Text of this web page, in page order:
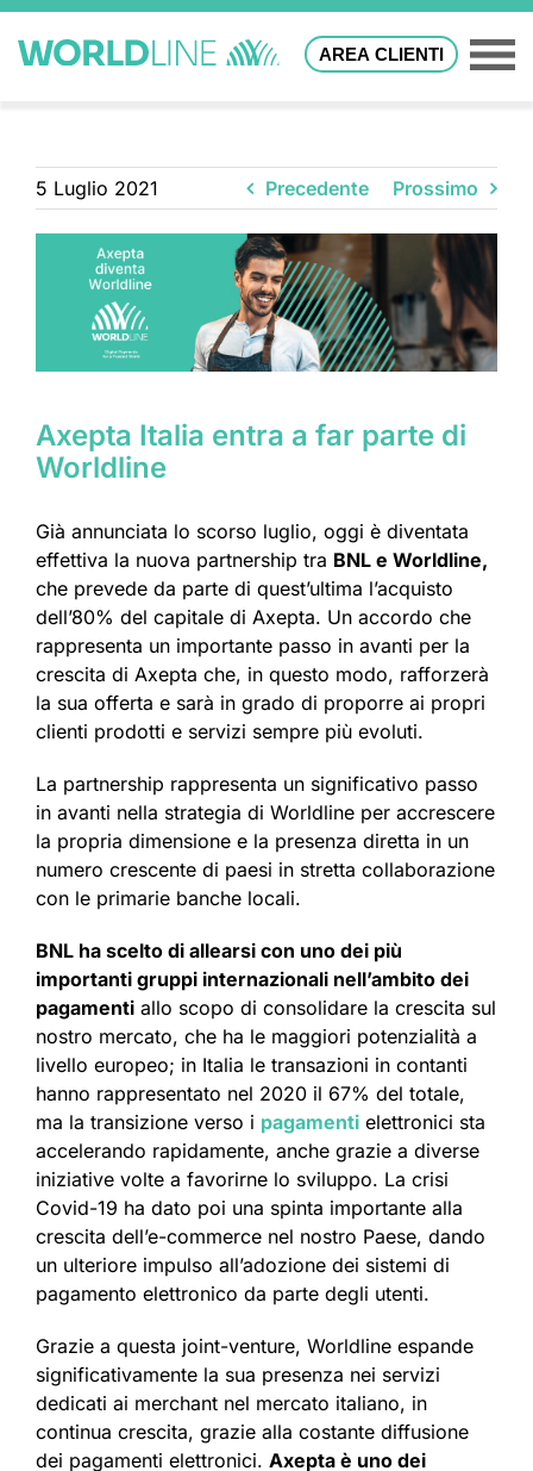
AREA CLIENTI
5 Luglio 2021 Precedente Prossimo
Axepta Italia entra a far parte di
Worldline
Già annunciata lo scorso luglio, oggi è diventata
effettiva la nuova partnership tra BNL e Worldline,
che prevede da parte di quest’ultima l’acquisto
dell’80% del capitale di Axepta. Un accordo che
rappresenta un importante passo in avanti per la
crescita di Axepta che, in questo modo, rafforzerà
la sua offerta e sarà in grado di proporre ai propri
clienti prodotti e servizi sempre più evoluti.
La partnership rappresenta un significativo passo
in avanti nella strategia di Worldline per accrescere
la propria dimensione e la presenza diretta in un
numero crescente di paesi in stretta collaborazione
con le primarie banche locali.
BNL ha scelto di allearsi con uno dei più
importanti gruppi internazionali nell’ambito dei
pagamenti allo scopo di consolidare la crescita sul
nostro mercato, che ha le maggiori potenzialità a
livello europeo; in Italia le transazioni in contanti
hanno rappresentato nel 2020 il 67% del totale,
ma la transizione verso i pagamenti elettronici sta
accelerando rapidamente, anche grazie a diverse
iniziative volte a favorirne lo sviluppo. La crisi
Covid-19 ha dato poi una spinta importante alla
crescita dell’e-commerce nel nostro Paese, dando
un ulteriore impulso all’adozione dei sistemi di
pagamento elettronico da parte degli utenti.
Grazie a questa joint-venture, Worldline espande
significativamente la sua presenza nei servizi
dedicati ai merchant nel mercato italiano, in
continua crescita, grazie alla costante diffusione
dei pagamenti elettronici. Axepta è uno dei